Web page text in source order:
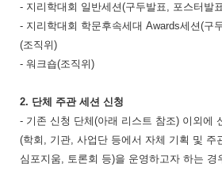
- 지리학대회 일반세션(구두발표, 포스터발
- 지리학대회 학문후속세대 Awards세션(구
(조직위)
- 워크숍(조직위)
2. 단체 주관 세션 신청
- 기존 신청 단체(아래 리스트 참조) 이외에
(학회, 기관, 사업단 등에서 자체 기획 및 주
심포지움, 토론회 등)을 운영하고자 하는 경